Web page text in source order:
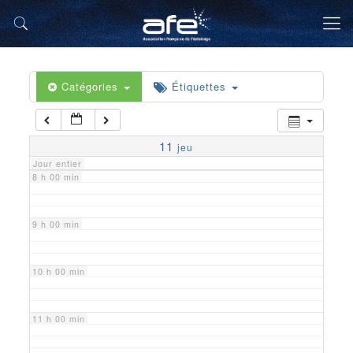
Catégories Étiquettes
11 jeu
Jour entier
5 h 00 min
6 h 00 min
7 h 00 min
8 h 00 min
9 h 00 min
10 h 00 min
11 h 00 min